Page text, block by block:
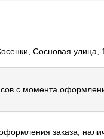
Сосновая улица,
с момента
заказа,